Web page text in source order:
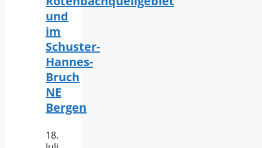
und
im
Schuster-
Hannes-
Bruch
NE
Bergen
18.